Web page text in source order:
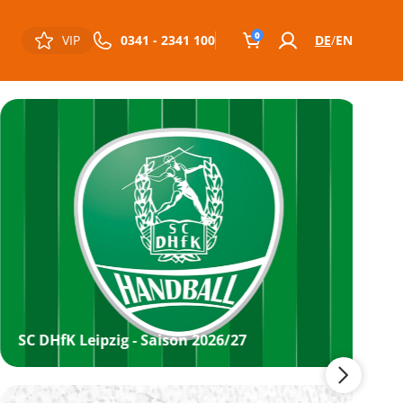
VIP 0341 - 2341 100 0 DE EN
SC DHfK Leipzig - Saison 2026/27